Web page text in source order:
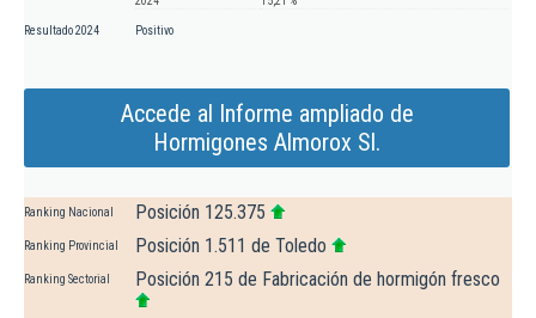
Resultado 2024 Positivo
Accede al Informe ampliado de
Hormigones Almorox Sl.
Ranking Nacional Posición 125.375
Ranking Provincial Posición 1.511 de Toledo
Ranking Sectorial Posición 215 de Fabricación de hormigón fresco